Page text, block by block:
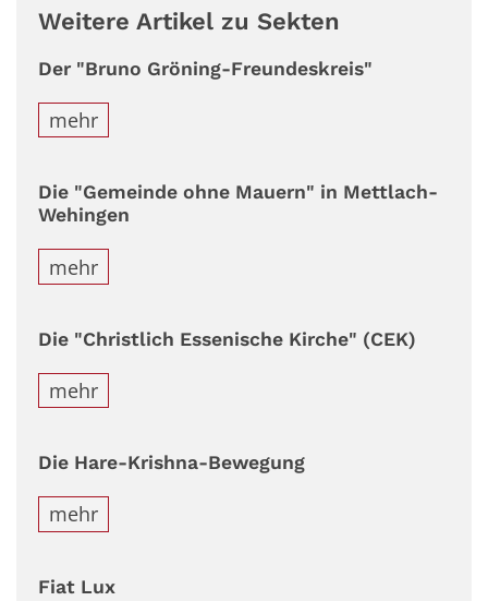
Weitere Artikel zu Sekten
Der "Bruno Gröning-Freundeskreis"
mehr
Die "Gemeinde ohne Mauern" in Mettlach-
Wehingen
mehr
Die "Christlich Essenische Kirche" (CEK)
mehr
Die Hare-Krishna-Bewegung
mehr
Fiat Lux